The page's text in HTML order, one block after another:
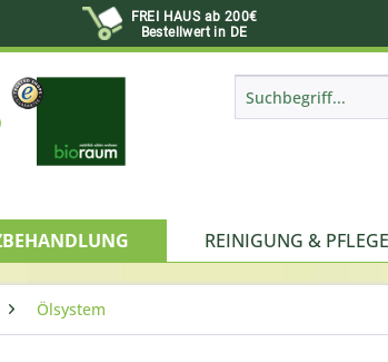
FREI HAUS ab 200€
Bestellwert in DE
REINIGUNG & PFLEGE
Ölsystem